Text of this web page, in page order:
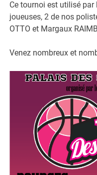
Ce tournoi est utilisé
joueuses, 2 de nos
OTTO et Margaux
Venez nombreux et